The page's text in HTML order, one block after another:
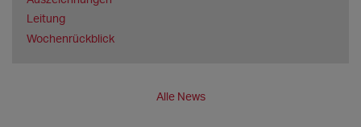
Leitung
Wochenrückblick
Alle News